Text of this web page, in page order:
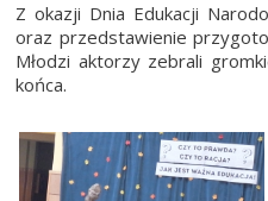
Z okazji Dnia Edukacji
oraz przedstawienie
Młodzi aktorzy zebrali
końca.